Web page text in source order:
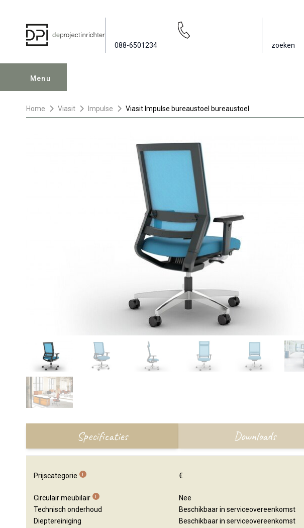
088-6501234 zoeken
Menu
Home Viasit Impulse Viasit Impulse bureaustoel bureaustoel
Specificaties Downloads
Prijscategorie i €
Circulair meubilair i
Nee
Technisch onderhoud
Beschikbaar in serviceovereenkomst
Dieptereiniging
Beschikbaar in serviceovereenkomst